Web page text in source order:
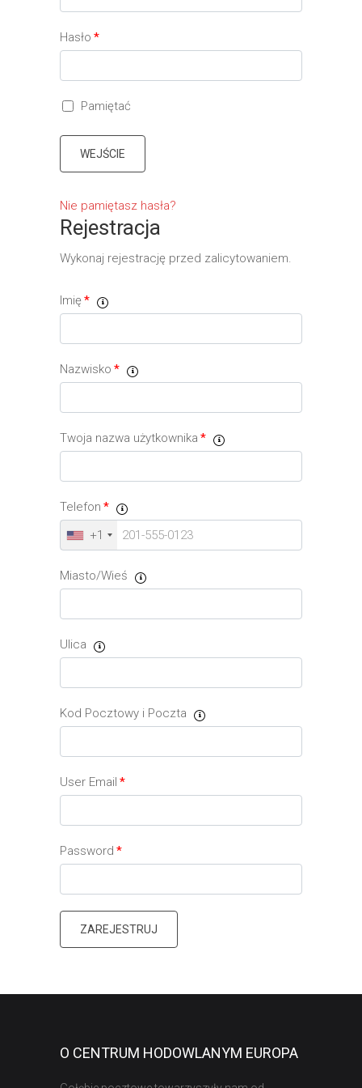
Hasło *
Pamiętać
WEJŚCIE
Nie pamiętasz hasła?
Rejestracja
Wykonaj rejestrację przed zalicytowaniem.
Imię*
Nazwisko *
Twoja nazwa użytkownika *
Telefon *
+1
Miasto/Wieś
Ulica
Kod Pocztowy i Poczta
User Email *
Password *
ZAREJESTRUJ
O CENTRUM HODOWLANYM EUROPA